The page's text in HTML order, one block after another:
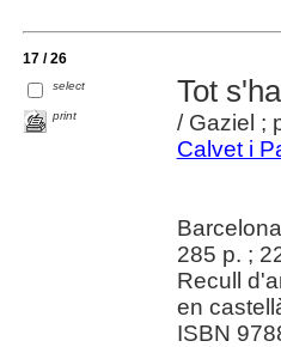
17 / 26
select
print
Tot
/ Gaziel ;
Calvet i
285 p. ;
Recull
en
ISBN